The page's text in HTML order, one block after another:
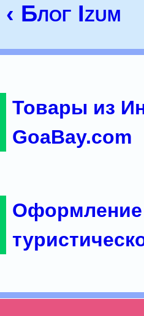
‹ Блог Izum
Товары из
GoaBay.com
Оформление